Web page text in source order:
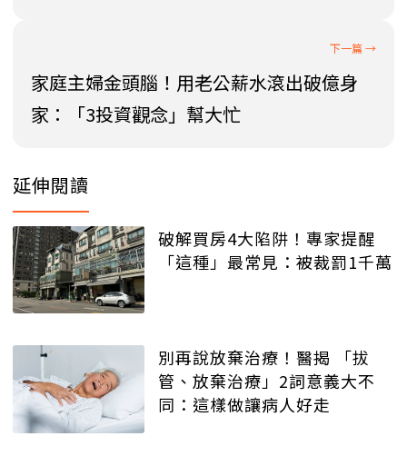
家庭主婦金頭腦！用老公薪水滾出破億身
家：「3投資觀念」幫大忙
延伸閱讀
破解買房4大陷阱！專家提醒
「這種」最常見：被裁罰1千萬
別再說放棄治療！醫揭 「拔
管、放棄治療」2詞意義大不
同：這樣做讓病人好走